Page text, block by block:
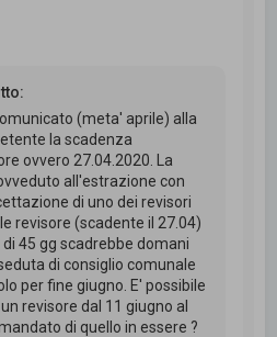
(meta' aprile) alla
la scadenza
ovvero 27.04.2020. La
all'estrazione con
di uno dei revisori
revisore (scadente il 27.04)
45 gg scadrebbe domani
di consiglio comunale
per fine giugno. E' possibile
revisore dal 11 giugno al
di quello in essere ?